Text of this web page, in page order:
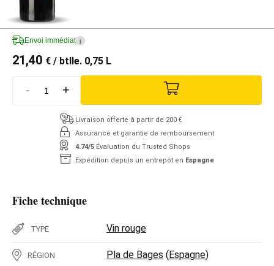
Envoi immédiat i
21,40 € / btlle. 0,75 L
- +
Livraison offerte à partir de 200 €
Assurance et garantie de remboursement
4.74/5 Évaluation du Trusted Shops
Expédition depuis un entrepôt en Espagne
Fiche technique
TYPE Vin rouge
RÉGION Pla de Bages (Espagne)